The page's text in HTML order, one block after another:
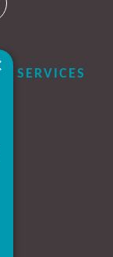
SERVICES